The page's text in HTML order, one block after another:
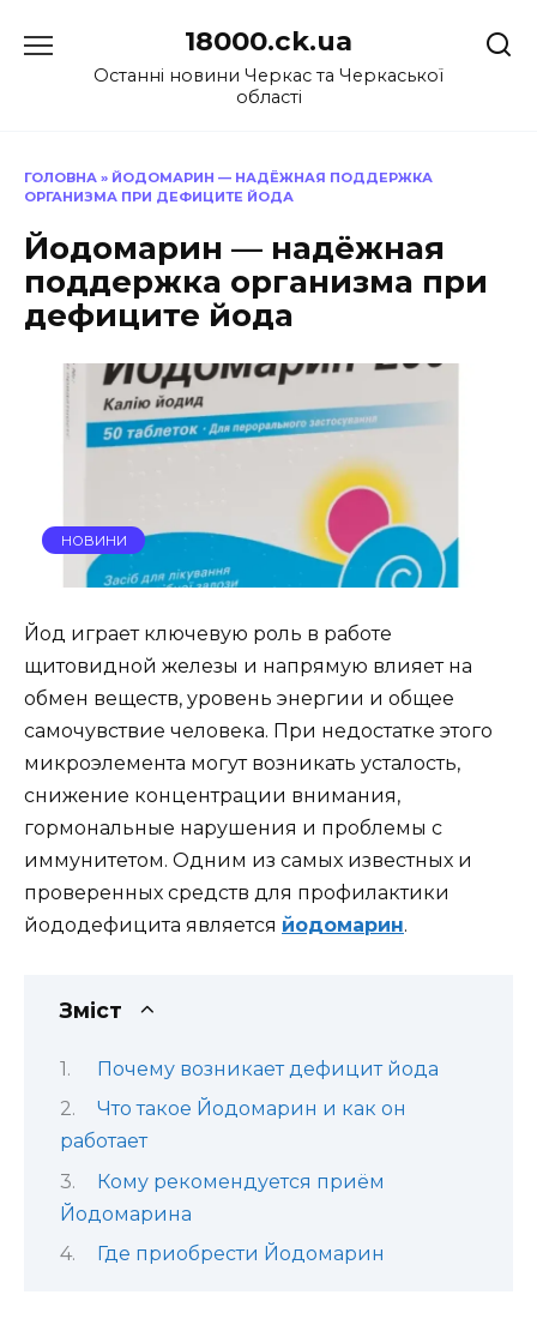
до
18000.ck.ua
Останні новини Черкас та Черкаської
області
ГОЛОВНА » ЙОДОМАРИН — НАДЁЖНАЯ ПОДДЕРЖКА
ОРГАНИЗМА ПРИ ДЕФИЦИТЕ ЙОДА
Йодомарин — надёжная
поддержка организма при
дефиците йода
НОВИНИ
Йод играет ключевую роль в работе
щитовидной железы и напрямую влияет на
обмен веществ, уровень энергии и общее
самочувствие человека. При недостатке этого
микроэлемента могут возникать усталость,
снижение концентрации внимания,
гормональные нарушения и проблемы с
иммунитетом. Одним из самых известных и
проверенных средств для профилактики
йододефицита является йодомарин.
Зміст
Почему возникает дефицит йода
Что такое Йодомарин и как он
работает
Кому рекомендуется приём
Йодомарина
Где приобрести Йодомарин